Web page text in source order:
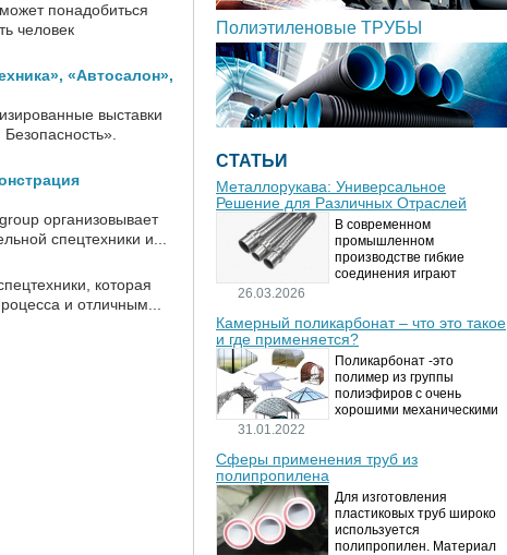
понадобиться
человек
«Автосалон»,
выставки
организовывает
спецтехники и...
которая
и отличным...
Полиэтиленовые ТРУБЫ
СТАТЬИ
Металлорукава: Универсальное
Решение для Различных Отраслей
26.03.2026
В современном
промышленном
производстве гибкие
соединения играют
безопасности
технологических процессов.
Металлорукава
представляют собой
универсальные...
Камерный поликарбонат – что это такое
и где применяется?
31.01.2022
Поликарбонат -это
полимер из группы
полиэфиров с очень
хорошими механическими
аморфный, с хорошей
высокой прозрачностью
материал идеально
подходит для...
Сферы применения труб из
полипропилена
Для изготовления
пластиковых труб широко
используется
полипропилен. Материал